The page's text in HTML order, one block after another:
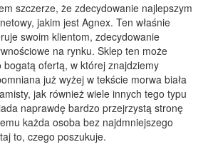
szczerze, że zdecydowanie najlepszym
jakim jest Agnex. Ten właśnie
swoim klientom, zdecydowanie
na rynku. Sklep ten może
bogatą ofertą, w której znajdziemy
już wyżej w tekście morwa biała
jak również wiele innych tego typu
naprawdę bardzo przejrzystą stronę
każda osoba bez najdmniejszego
to, czego poszukuje.